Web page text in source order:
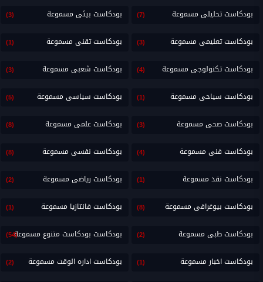
بودكاست تحليلى مسموعة (7) بودكاست بيئى مسموعة (3)
بودكاست تعليمى مسموعة (3) بودكاست تقنى مسموعة (1)
بودكاست تكنولوجى مسموعة (4) بودكاست شعبى مسموعة (3)
بودكاست سياحى مسموعة (1) بودكاست سياسى مسموعة (5)
بودكاست صحى مسموعة (3) بودكاست علمى مسموعة (8)
بودكاست فنى مسموعة (4) بودكاست نفسى مسموعة (8)
بودكاست نقد مسموعة (1) بودكاست رياضى مسموعة (2)
بودكاست بيوغرافى مسموعة (8) بودكاست فانتازيا مسموعة (1)
بودكاست طبى مسموعة (2) بودكاست بودكاست متنوع مسموعة
(54)
بودكاست اخبار مسموعة (1) بودكاست اداره الوقت مسموعة (2)